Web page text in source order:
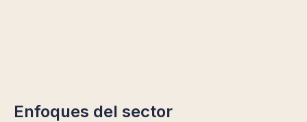
Enfoques del sector